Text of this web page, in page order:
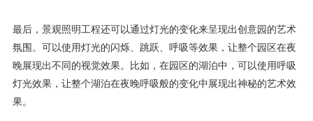
最后，景观照明工程还可以通过灯光的变化来呈现出创意园的艺术
氛围。可以使用灯光的闪烁、跳跃、呼吸等效果，让整个园区在夜
晚展现出不同的视觉效果。比如，在园区的湖泊中，可以使用呼吸
灯光效果，让整个湖泊在夜晚呼吸般的变化中展现出神秘的艺术效
果。